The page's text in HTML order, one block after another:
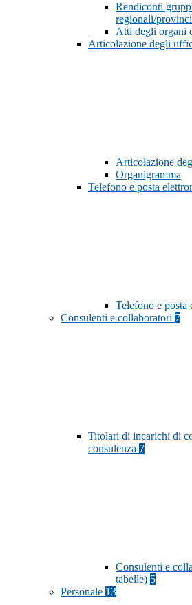
Rendiconti
regionali/
Atti degli organi
Articolazione degli
Articolazione
Organigramma
Telefono e posta
Telefono e posta
Consulenti e collaboratori 7
Titolari di incarichi di
consulenza 7
Consulenti e
tabelle) 5
Personale 13